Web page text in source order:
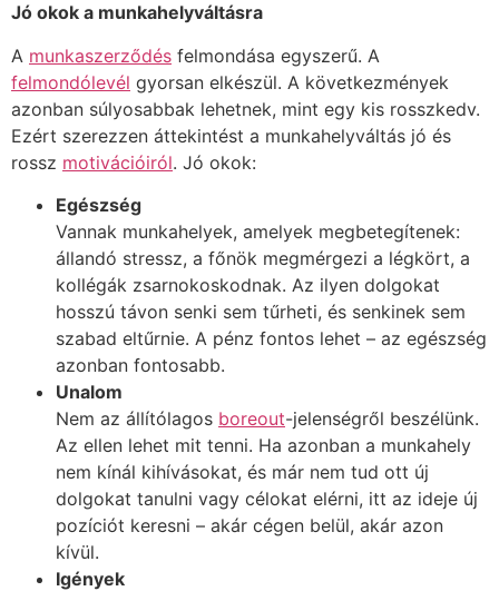
Jó okok a munkahelyváltásra
A munkaszerződés felmondása egyszerű. A
felmondólevél gyorsan elkészül. A következmények
azonban súlyosabbak lehetnek, mint egy kis rosszkedv.
Ezért szerezzen áttekintést a munkahelyváltás jó és
rossz motivációiról. Jó okok:
Egészség
Vannak munkahelyek, amelyek megbetegítenek:
állandó stressz, a főnök megmérgezi a légkört, a
kollégák zsarnokoskodnak. Az ilyen dolgokat
hosszú távon senki sem tűrheti, és senkinek sem
szabad eltűrnie. A pénz fontos lehet – az egészség
azonban fontosabb.
Unalom
Nem az állítólagos boreout-jelenségről beszélünk.
Az ellen lehet mit tenni. Ha azonban a munkahely
nem kínál kihívásokat, és már nem tud ott új
dolgokat tanulni vagy célokat elérni, itt az ideje új
pozíciót keresni – akár cégen belül, akár azon
kívül.
Igények